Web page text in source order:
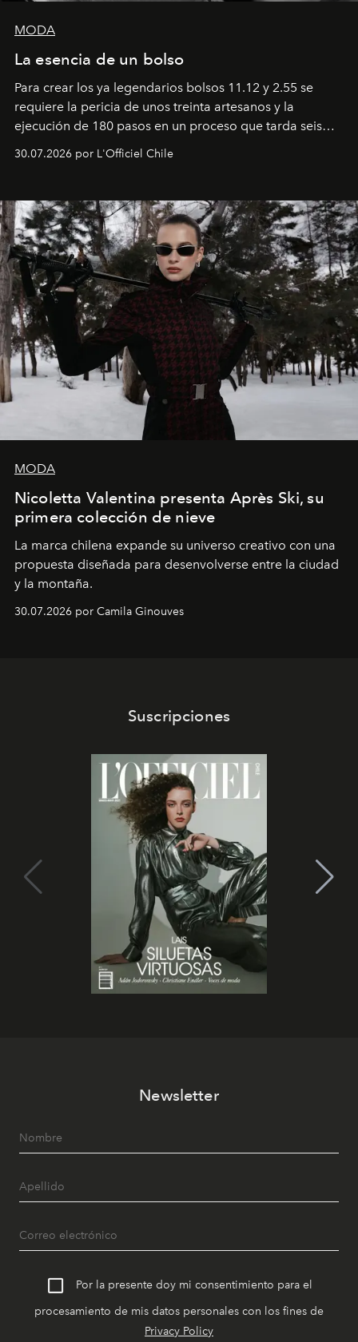
MODA
La esencia de un bolso
Para crear los ya legendarios bolsos 11.12 y 2.55 se
requiere la pericia de unos treinta artesanos y la
ejecución de 180 pasos en un proceso que tarda seis
semanas. Los expertos ponen en práctica una técnica
que se enseña solamente en la escuela de formación de
30.07.2026 por L'Officiel Chile
MODA
Nicoletta Valentina presenta Après Ski, su
primera colección de nieve
La marca chilena expande su universo creativo con una
propuesta diseñada para desenvolverse entre la ciudad
y la montaña.
30.07.2026 por Camila Ginouves
Suscripciones
Newsletter
Por la presente doy mi consentimiento para el
procesamiento de mis datos personales con los fines de
Privacy Policy